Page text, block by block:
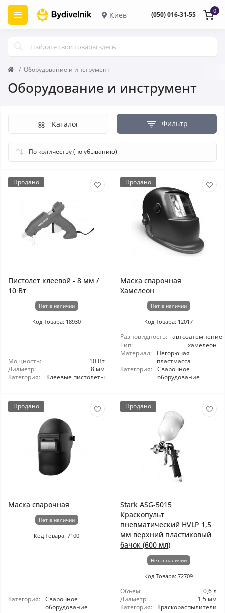
Киев (050) 016-31-55 0
Оборудование и инструмент
Оборудование и инструмент
Фильтр
Каталог
Продано
Пистолет клеевой - 8 мм /
10 Вт
Нет в наличии
Код Товара: 18930
Мощность:
10 Вт
Диаметр:
8 мм
Категория:
Клеевые пистолеты
Продано
Маска сварочная
Хамелеон
Нет в наличии
Код Товара: 12017
Разновидность:
автозатемнение
Тип:
хамелеон
Материал:
Негорючая
пластмасса
Категория:
Сварочное
оборудование
Продано
Маска сварочная
Нет в наличии
Код Товара: 7100
Категория:
Сварочное
оборудование
Продано
Stark ASG-5015
Краскопульт
пневматический HVLP 1,5
мм верхний пластиковый
бачок (600 мл)
Нет в наличии
Код Товара: 72709
Объем:
0,6 л
Диаметр:
1,5 мм
Категория:
Краскораспылители